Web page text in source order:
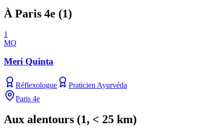
À Paris 4e (1)
1
MQ
Meri Quinta
Réflexologue
Praticien Ayurvéda
Paris 4e
Aux alentours (1, < 25 km)